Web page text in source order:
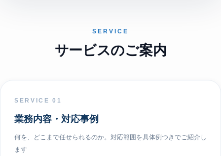
SERVICE
サービスのご案内
SERVICE 01
業務内容・対応事例
何を、どこまで任せられるのか。対応範囲を具体例つきでご紹介し
ます